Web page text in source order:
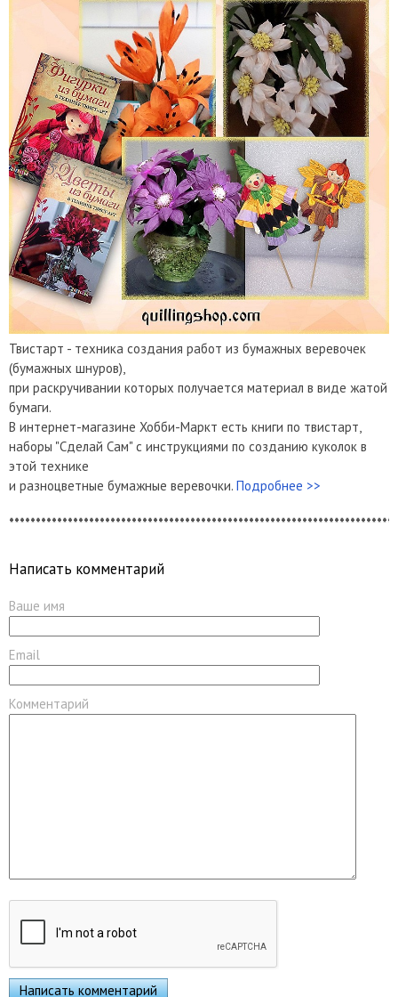
Твистарт - техника создания работ из бумажных веревочек
(бумажных шнуров),
при раскручивании которых получается материал в виде жатой
бумаги.
В интернет-магазине Хобби-Маркт есть книги по твистарт,
наборы "Сделай Сам" с инструкциями по созданию куколок в
этой технике
и разноцветные бумажные веревочки. Подробнее >>
Написать комментарий
Ваше имя
Email
Комментарий